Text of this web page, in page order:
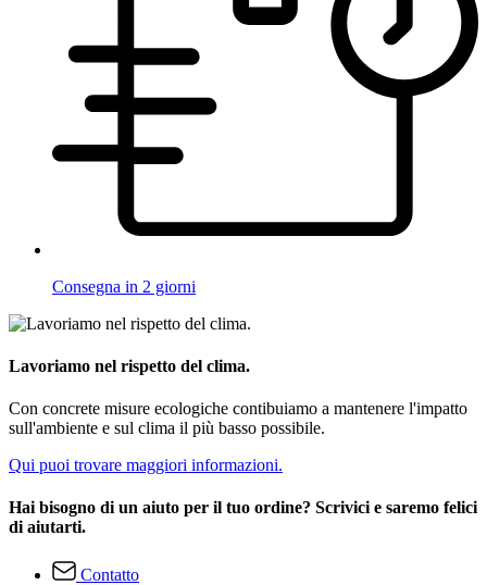
Consegna in 2 giorni
Lavoriamo nel rispetto del clima.
Con concrete misure ecologiche contibuiamo a mantenere l'impatto
sull'ambiente e sul clima il più basso possibile.
Qui puoi trovare maggiori informazioni.
Hai bisogno di un aiuto per il tuo ordine? Scrivici e saremo felici
di aiutarti.
Contatto